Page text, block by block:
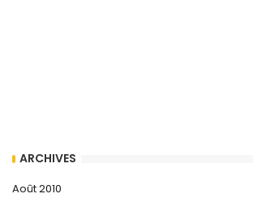
ARCHIVES
Août 2010